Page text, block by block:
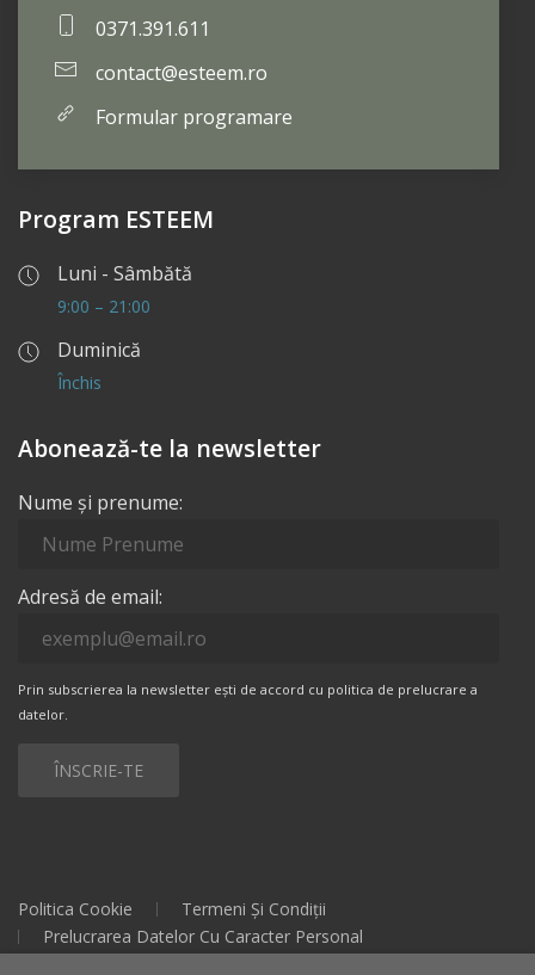
0371.391.611
contact@esteem.ro
Formular programare
Program ESTEEM
Luni - Sâmbătă
9:00 – 21:00
Duminică
Închis
Abonează-te la newsletter
Nume și prenume:
Adresă de email:
Prin subscrierea la newsletter ești de accord cu politica de prelucrare a
datelor.
Politica Cookie
Termeni Și Condiții
Prelucrarea Datelor Cu Caracter Personal